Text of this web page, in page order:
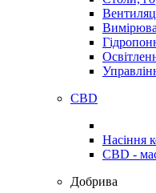
CBD
Насіння
CBD -
Добрива